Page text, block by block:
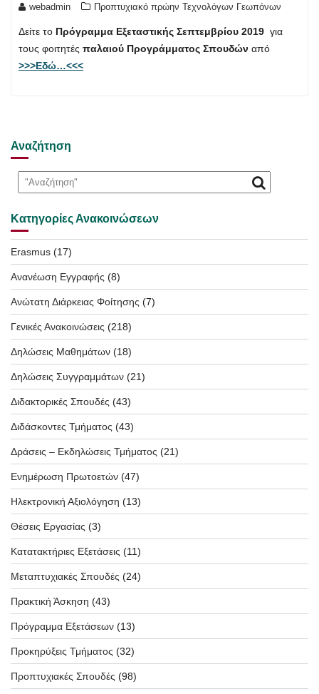
webadmin Προπτυχιακό πρώην Τεχνολόγων Γεωπόνων
Δείτε το Πρόγραμμα Εξεταστικής Σεπτεμβρίου 2019 για
τους φοιτητές παλαιού Προγράμματος Σπουδών από
>>>Εδώ…<<<
Αναζήτηση
Κατηγορίες Ανακοινώσεων
Erasmus (17)
Ανανέωση Εγγραφής (8)
Ανώτατη Διάρκειας Φοίτησης (7)
Γενικές Ανακοινώσεις (218)
Δηλώσεις Μαθημάτων (18)
Δηλώσεις Συγγραμμάτων (21)
Διδακτορικές Σπουδές (43)
Διδάσκοντες Τμήματος (43)
Δράσεις – Εκδηλώσεις Τμήματος (21)
Ενημέρωση Πρωτοετών (47)
Ηλεκτρονική Αξιολόγηση (13)
Θέσεις Εργασίας (3)
Κατατακτήριες Εξετάσεις (11)
Μεταπτυχιακές Σπουδές (24)
Πρακτική Άσκηση (43)
Πρόγραμμα Εξετάσεων (13)
Προκηρύξεις Τμήματος (32)
Προπτυχιακές Σπουδές (98)